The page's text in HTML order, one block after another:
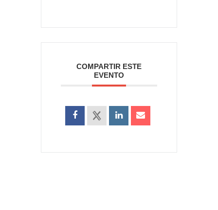
COMPARTIR ESTE
EVENTO